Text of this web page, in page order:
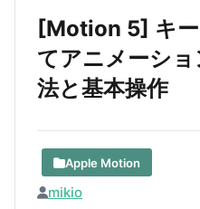
[Motion 5] キ
てアニメーシ
法と基本操作
Apple Motion
mikio